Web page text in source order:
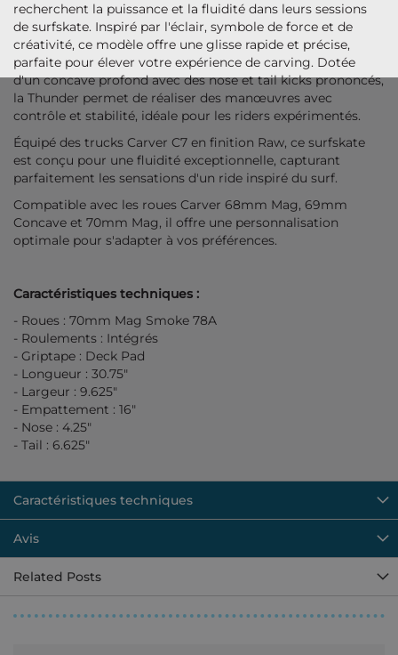
recherchent la puissance et la fluidité dans leurs sessions
de surfskate. Inspiré par l'éclair, symbole de force et de
créativité, ce modèle offre une glisse rapide et précise,
parfaite pour élever votre expérience de carving. Dotée
d'un concave profond avec des nose et tail kicks prononcés,
la Thunder permet de réaliser des manœuvres avec
contrôle et stabilité, idéale pour les riders expérimentés.
Équipé des trucks Carver C7 en finition Raw, ce surfskate
est conçu pour une fluidité exceptionnelle, capturant
parfaitement les sensations d'un ride inspiré du surf.
Compatible avec les roues Carver 68mm Mag, 69mm
Concave et 70mm Mag, il offre une personnalisation
optimale pour s'adapter à vos préférences.
Caractéristiques techniques :
- Roues : 70mm Mag Smoke 78A
- Roulements : Intégrés
- Griptape : Deck Pad
- Longueur : 30.75"
- Largeur : 9.625"
- Empattement : 16"
- Nose : 4.25"
- Tail : 6.625"
Caractéristiques techniques
Avis
Related Posts